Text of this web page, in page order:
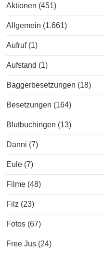
Aktionen (451)
Allgemein (1.661)
Aufruf (1)
Aufstand (1)
Baggerbesetzungen (18)
Besetzungen (164)
Blutbuchingen (13)
Danni (7)
Eule (7)
Filme (48)
Filz (23)
Fotos (67)
Free Jus (24)